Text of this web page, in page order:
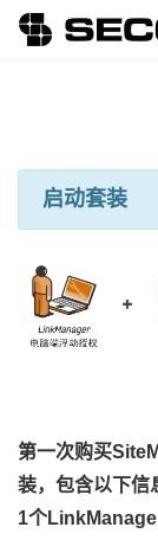
启动套装
第一次购买
装，包含以下信
1个